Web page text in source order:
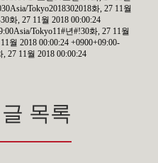
Tokyo2018302018화, 27 11월
화, 27 11월 2018 00:00:24
Tokyo11#년#!30화, 27 11월
월 2018 00:00:24 +0900+09:00-
27 11월 2018 00:00:24
목록